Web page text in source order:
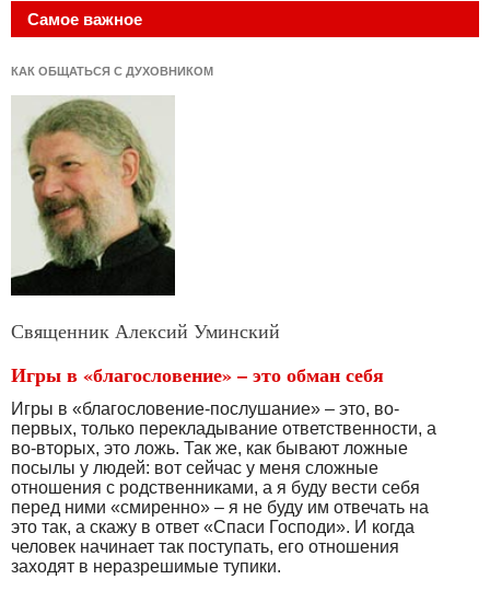
Самое важное
КАК ОБЩАТЬСЯ С ДУХОВНИКОМ
Священник Алексий Уминский
Игры в «благословение» – это обман себя
Игры в «благословение-послушание» – это, во-
первых, только перекладывание ответственности, а
во-вторых, это ложь. Так же, как бывают ложные
посылы у людей: вот сейчас у меня сложные
отношения с родственниками, а я буду вести себя
перед ними «смиренно» – я не буду им отвечать на
это так, а скажу в ответ «Спаси Господи». И когда
человек начинает так поступать, его отношения
заходят в неразрешимые тупики.